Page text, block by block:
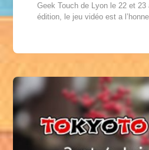
Geek Touch de Lyon le 22 et
édition, le jeu vidéo est a